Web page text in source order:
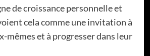
de croissance personnelle et
cela comme une invitation à
mêmes et à progresser dans leur